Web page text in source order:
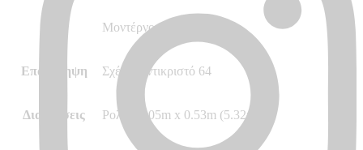
Μοντέρνο, Φυσικά Υλικά
Επανάληψη Σχέδιο αντικριστό 64
Διαστάσεις Ρολό 10.05m x 0.53m (5.32m²)